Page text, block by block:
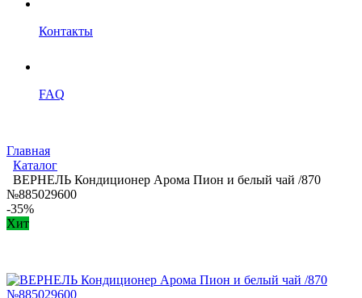
Контакты
FAQ
Главная
Каталог
ВЕРНЕЛЬ Кондиционер Арома Пион и белый чай /870
№885029600
-35%
Хит